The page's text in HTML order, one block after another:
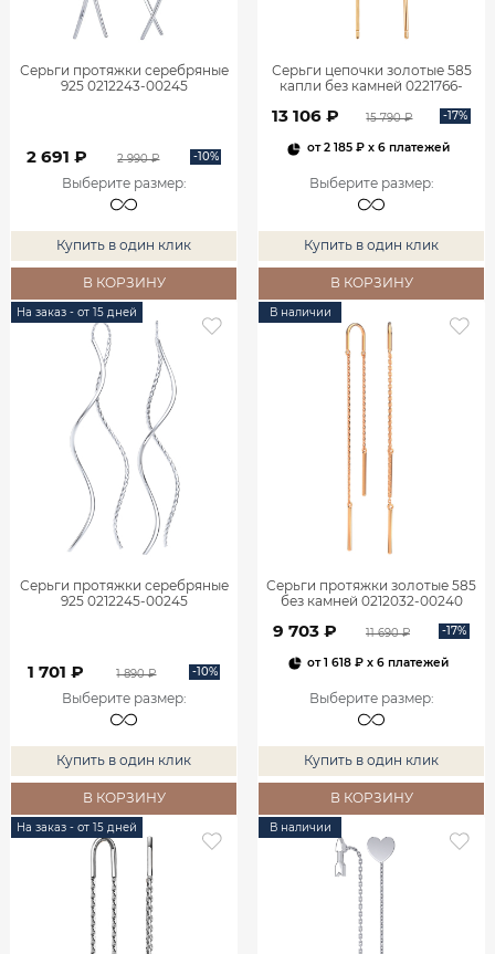
Серьги протяжки серебряные
925 0212243-00245
2 691 ₽ 2 990 ₽ -10%
Выберите размер:
Купить в один клик
В КОРЗИНУ
Серьги цепочки золотые 585
капли без камней 0221766-
13 106 ₽ 15 790 ₽ -17%
от2 185 ₽x 6 платежей
Выберите размер:
Купить в один клик
В КОРЗИНУ
На заказ - от 15 дней
Серьги протяжки серебряные
925 0212245-00245
1 701 ₽ 1 890 ₽ -10%
Выберите размер:
Купить в один клик
В КОРЗИНУ
В наличии
Серьги протяжки золотые 585
без камней 0212032-00240
9 703 ₽ 11 690 ₽ -17%
от1 618 ₽ x 6 платежей
Выберите размер:
Купить в один клик
В КОРЗИНУ
На заказ - от 15 дней В наличии